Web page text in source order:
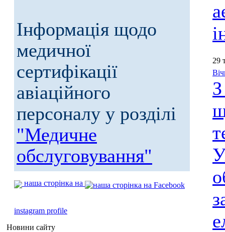
Інформація щодо
медичної
сертифікації
авіаційного
персоналу у розділі
"Медичне
обслуговування"
наша сторінка на
instagram profile
Новини сайту
29